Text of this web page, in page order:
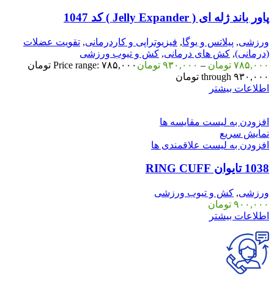
پاور باند ژله ای ( Jelly Expander ) کد 1047
ورزشی, پیلاتس و یوگا, فیزیوتراپی و کاردرمانی, تقویت عضلات
(درمانی), کش های درمانی, کش و تیوب ورزشی
۷۸۵,۰۰۰ تومان – ۹۳۰,۰۰۰ تومان
Price range: ۷۸۵,۰۰۰ تومان
through ۹۳۰,۰۰۰ تومان
اطلاعات بیشتر
افزودن به لیست مقایسه ها
نمایش سریع
افزودن به لیست علاقمندی ها
1038 تایوان RING CUFF
ورزشی, کش و تیوب ورزشی
۹۰۰,۰۰۰ تومان
اطلاعات بیشتر